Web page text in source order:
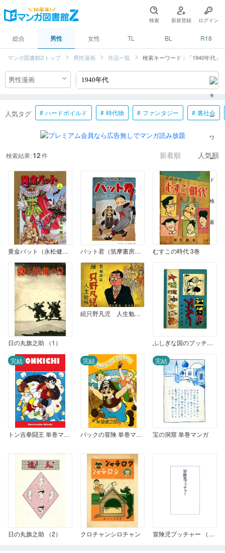
検索 新規登録 ログイン
総合 男性 女性 TL BL R18
マンガ図書館Zトップ 男性漫画 作品一覧 検索キーワード：「1940年代」
人気タグ ハードボイルド 時代物 ファンタジー 裏社会
検索結果:12件 新着順 人気順
黄金バット（永松健夫・明々社版） 上巻（1） バット君（筑摩書房版） むすこの時代 3巻
日の丸旗之助 （1）
続只野凡児 人生勉強（沃土社版）
ふしぎな国のプッチャー
完結
トン吉拳闘王 単巻マンガ
完結
パックの冒険 単巻マンガ
完結
宝の洞窟 単巻マンガ
日の丸旗之助 （2） クロチャンシロチャン 冒険児プッチャー （雑誌掲載版）